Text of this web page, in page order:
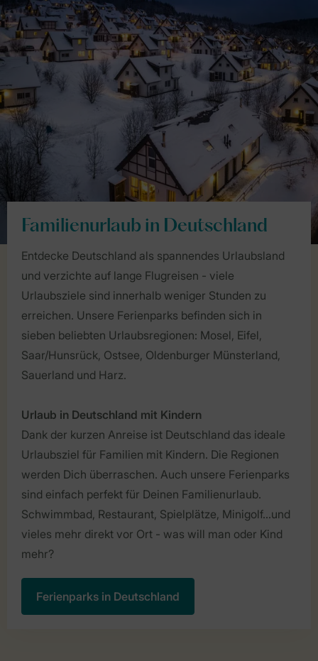
Familienurlaub in Deutschland
Entdecke Deutschland als spannendes Urlaubsland
und verzichte auf lange Flugreisen - viele
Urlaubsziele sind innerhalb weniger Stunden zu
erreichen. Unsere Ferienparks befinden sich in
sieben beliebten Urlaubsregionen: Mosel, Eifel,
Saar/Hunsrück, Ostsee, Oldenburger Münsterland,
Sauerland und Harz.
Urlaub in Deutschland mit Kindern
Dank der kurzen Anreise ist Deutschland das ideale
Urlaubsziel für Familien mit Kindern. Die Regionen
werden Dich überraschen. Auch unsere Ferienparks
sind einfach perfekt für Deinen Familienurlaub.
Schwimmbad, Restaurant, Spielplätze, Minigolf...und
vieles mehr direkt vor Ort - was will man oder Kind
mehr?
Ferienparks in Deutschland